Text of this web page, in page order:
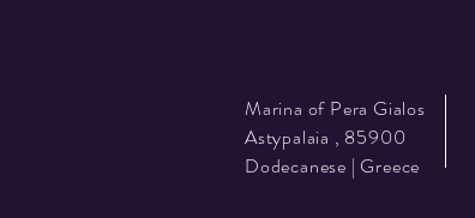
Marina of Pera Gialos
Astypalaia , 85900
Dodecanese | Greece